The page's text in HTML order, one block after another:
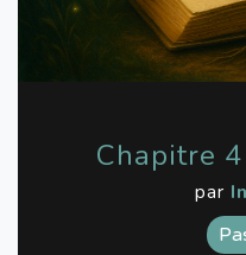
Chapitre
par